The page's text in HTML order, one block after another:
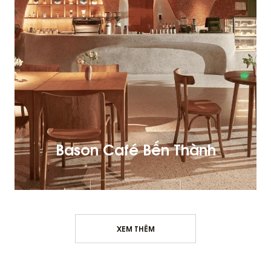
Bason Café Bến Thành
XEM THÊM
XEM THÊM